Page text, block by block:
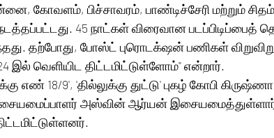
கோவளம், பிச்சாவரம், பாண்டிச்சேரி மற்றும்
நடத்தப்பட்டது. 45 நாட்கள் விரைவான படப்பிடிப்பைத்
​​போஸ்ட் புரொடக்‌ஷன் பணிகள் விறுவிறுப்பாக நடந்து
இல் வெளியிட திட்டமிட்டுள்ளோம்" என்றார்.
18/9', 'தில்லுக்கு துட்டு' புகழ் கோபி கிருஷ்ணா
அஸ்வின் ஆர்யன்